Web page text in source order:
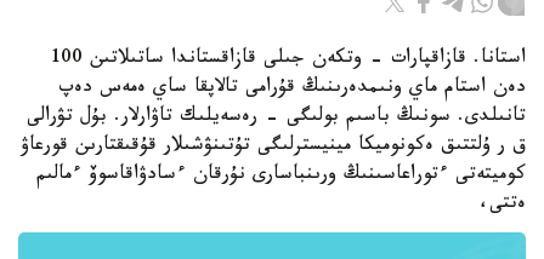
استانا. قازاقپارات - وتكەن جىلى قازاقستاندا ساتىلاتىن 100
دەن استام ماي ونىمدەرىنىڭ قۇرامى تالاپقا ساي ەمەس دەپ
تانىلدى. سونىڭ باسىم بولىگى - رەسەيلىك تاۋارلار. بۇل تۋرالى
ق ر ۇلتتىق ەكونوميكا مينيسترلىگى تۇتىنۋشىلار قۇقىقتارىن قورعاۋ
كوميتەتى ءتوراعاسىنىڭ ورىنباسارى نۇرقان ءسادۋاقاسوۆ ءمالىم
ەتتى،